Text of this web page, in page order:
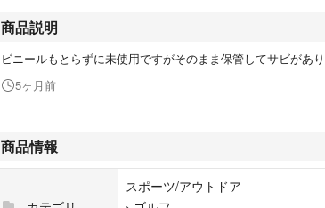
商品説明
ビニールもとらずに未使用ですがそのまま保管してサビがあり
5ヶ月前
商品情報
スポーツ/アウトドア